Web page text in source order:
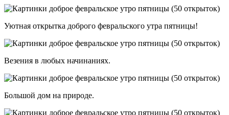
Уютная открытка доброго февральского утра пятницы!
Везения в любых начинаниях.
Большой дом на природе.